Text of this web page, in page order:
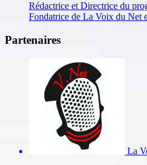
Rédactrice et Directrice du
Fondatrice de La Voix du Net
Partenaires
La